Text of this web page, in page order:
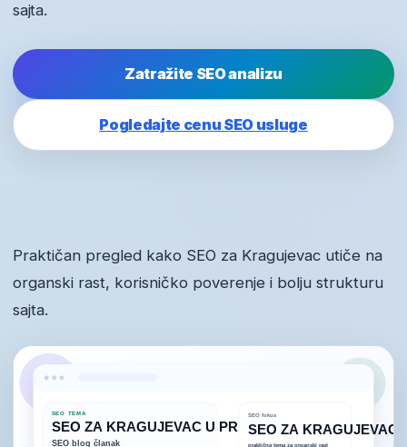
sajta.
Zatražite SEO analizu
Pogledajte cenu SEO usluge
Praktičan pregled kako SEO za Kragujevac utiče na
organski rast, korisničko poverenje i bolju strukturu
sajta.